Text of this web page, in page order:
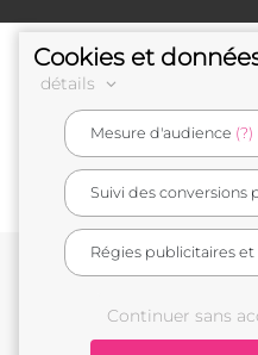
e-
Cookies et
détails
Mesure d'audience (?)
Suivi des conversions
Régies publicitaires et